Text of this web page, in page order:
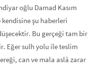
oğlu Damad Kasım
kendisine şu haberleri
Bu gerçeği tam bir
Eğer sulh yolu ile teslim
can ve mala aslâ zarar